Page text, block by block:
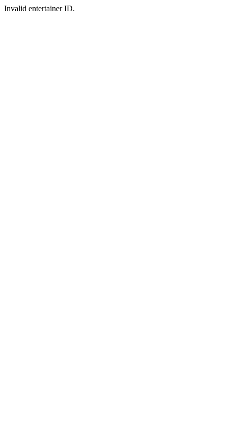
Invalid entertainer ID.